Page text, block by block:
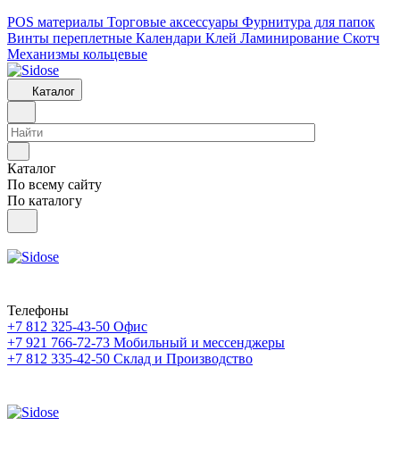
POS материалы Торговые аксессуары Фурнитура для папок
Винты переплетные Календари Клей Ламинирование Скотч
Механизмы кольцевые
Каталог
Каталог
По всему сайту
По каталогу
Телефоны
+7 812 325-43-50 Офис
+7 921 766-72-73 Мобильный и мессенджеры
+7 812 335-42-50 Склад и Производство